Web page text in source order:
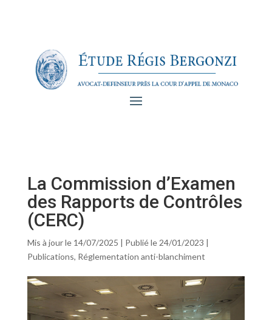
La Commission d’Examen
des Rapports de Contrôles
(CERC)
Mis à jour le 14/07/2025 | Publié le 24/01/2023 |
Publications, Réglementation anti-blanchiment